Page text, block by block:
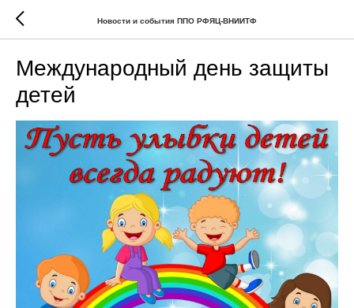
Новости и события ППО РФЯЦ-ВНИИТФ
Международный день защиты
детей